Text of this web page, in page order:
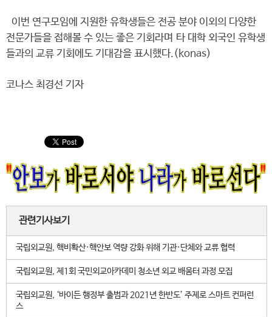
이번 연구모임에 지원한 유학생들은 전공 분야 이외의 다양한
전문가들을 접해볼 수 있는 좋은 기회라며 타 대학 외국인 유학생
들과의 교류 기회에도 기대감을 표시했다.(konas)
코나스 최경선 기자
관련기사보기
국립외교원, 핵비확산·핵안보 역량 강화 위해 기관·단체와 교류 협력
국립외교원, 제1회 국민외교아카데미 청소년 외교 배움터 과정 모집
국립외교원, ‘바이든 행정부 출범과 2021년 한반도’ 주제로 스마트 컨퍼런
스